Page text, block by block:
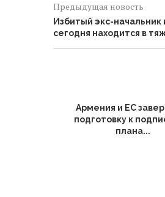
Предыдущая новость
Избитый экс-начальник
сегодня находится в
Армения и ЕС
подготовку к
плана...